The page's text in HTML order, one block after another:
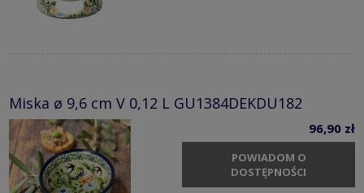
Miska ø 9,6 cm V 0,12 L GU1384DEKDU182
96,90 zł
POWIADOM O
DOSTĘPNOŚCI